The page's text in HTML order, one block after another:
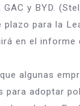
GAC y BYD.
para la
en el informe
algunas
para adoptar